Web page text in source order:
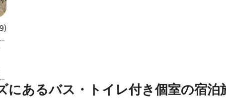
件、5つ星中4.98つ星の平均評価
イクリング、またはただリラックスする
のに理想的なロケーションです。
景色を眺めること
にあるバス・トイレ付き個室の宿